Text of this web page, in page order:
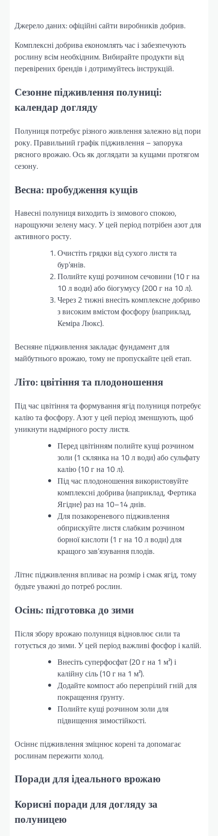
Джерело даних: офіційні сайти виробників добрив.
Комплексні добрива економлять час і забезпечують
рослину всім необхідним. Вибирайте продукти від
перевірених брендів і дотримуйтесь інструкцій.
Сезонне підживлення полуниці:
календар догляду
Полуниця потребує різного живлення залежно від пори
року. Правильний графік підживлення – запорука
рясного врожаю. Ось як доглядати за кущами протягом
сезону.
Весна: пробудження кущів
Навесні полуниця виходить із зимового спокою,
нарощуючи зелену масу. У цей період потрібен азот для
активного росту.
Очистіть грядки від сухого листя та
бур’янів.
Полийте кущі розчином сечовини (10 г на
10 л води) або біогумусу (200 г на 10 л).
Через 2 тижні внесіть комплексне добриво
з високим вмістом фосфору (наприклад,
Кеміра Люкс).
Весняне підживлення закладає фундамент для
майбутнього врожаю, тому не пропускайте цей етап.
Літо: цвітіння та плодоношення
Під час цвітіння та формування ягід полуниця потребує
калію та фосфору. Азот у цей період зменшують, щоб
уникнути надмірного росту листя.
Перед цвітінням полийте кущі розчином
золи (1 склянка на 10 л води) або сульфату
калію (10 г на 10 л).
Під час плодоношення використовуйте
комплексні добрива (наприклад, Фертика
Ягідне) раз на 10–14 днів.
Для позакореневого підживлення
обприскуйте листя слабким розчином
борної кислоти (1 г на 10 л води) для
кращого зав’язування плодів.
Літнє підживлення впливає на розмір і смак ягід, тому
будьте уважні до потреб рослин.
Осінь: підготовка до зими
Після збору врожаю полуниця відновлює сили та
готується до зими. У цей період важливі фосфор і калій.
Внесіть суперфосфат (20 г на 1 м²) і
калійну сіль (10 г на 1 м²).
Додайте компост або перепрілий гній для
покращення ґрунту.
Полийте кущі розчином золи для
підвищення зимостійкості.
Осіннє підживлення зміцнює корені та допомагає
рослинам пережити холод.
Поради для ідеального врожаю
Корисні поради для догляду за
полуницею